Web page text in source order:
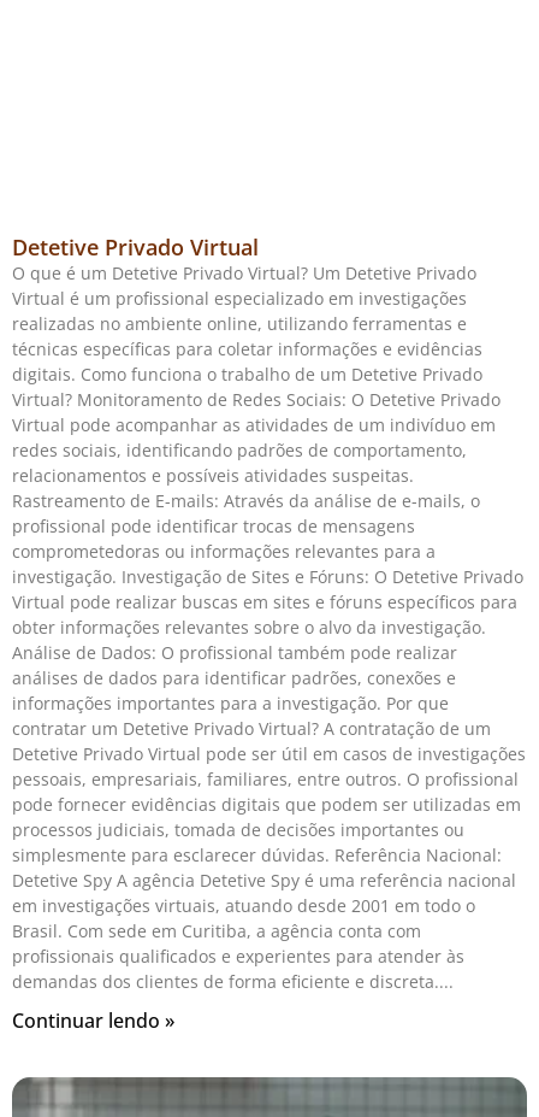
Detetive Privado Virtual
O que é um Detetive Privado Virtual? Um Detetive Privado
Virtual é um profissional especializado em investigações
realizadas no ambiente online, utilizando ferramentas e
técnicas específicas para coletar informações e evidências
digitais. Como funciona o trabalho de um Detetive Privado
Virtual? Monitoramento de Redes Sociais: O Detetive Privado
Virtual pode acompanhar as atividades de um indivíduo em
redes sociais, identificando padrões de comportamento,
relacionamentos e possíveis atividades suspeitas.
Rastreamento de E-mails: Através da análise de e-mails, o
profissional pode identificar trocas de mensagens
comprometedoras ou informações relevantes para a
investigação. Investigação de Sites e Fóruns: O Detetive Privado
Virtual pode realizar buscas em sites e fóruns específicos para
obter informações relevantes sobre o alvo da investigação.
Análise de Dados: O profissional também pode realizar
análises de dados para identificar padrões, conexões e
informações importantes para a investigação. Por que
contratar um Detetive Privado Virtual? A contratação de um
Detetive Privado Virtual pode ser útil em casos de investigações
pessoais, empresariais, familiares, entre outros. O profissional
pode fornecer evidências digitais que podem ser utilizadas em
processos judiciais, tomada de decisões importantes ou
simplesmente para esclarecer dúvidas. Referência Nacional:
Detetive Spy A agência Detetive Spy é uma referência nacional
em investigações virtuais, atuando desde 2001 em todo o
Brasil. Com sede em Curitiba, a agência conta com
profissionais qualificados e experientes para atender às
demandas dos clientes de forma eficiente e discreta.
Continuar lendo »